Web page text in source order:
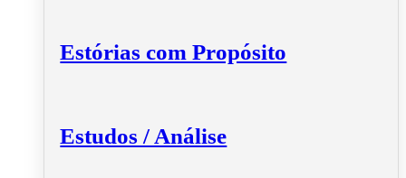
Estórias com Propósito
Estudos / Análise